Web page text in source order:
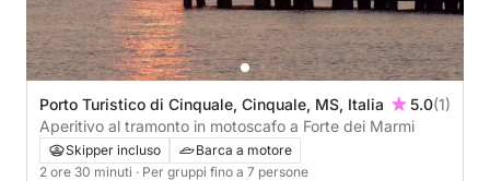
Porto Turistico di Cinquale, Cinquale, MS, Italia 5.0(1)
Aperitivo al tramonto in motoscafo a Forte dei Marmi
Skipper incluso
Barca a motore
2 ore 30 minuti · Per gruppi fino a 7 persone